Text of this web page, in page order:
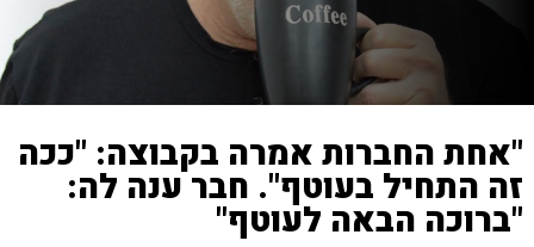
"אחת החברות אמרה בקבוצה: "ככה
זה התחיל בעוטף". חבר ענה לה:
"ברוכה הבאה לעוטף"